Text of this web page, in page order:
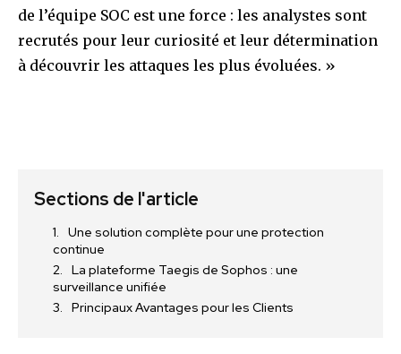
de l’équipe SOC est une force : les analystes sont
recrutés pour leur curiosité et leur détermination
à découvrir les attaques les plus évoluées. »
Sections de l'article
Une solution complète pour une protection
continue
La plateforme Taegis de Sophos : une
surveillance unifiée
Principaux Avantages pour les Clients